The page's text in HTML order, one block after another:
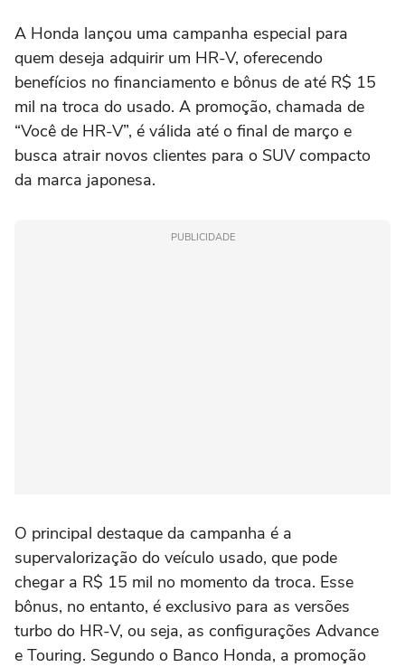
A Honda lançou uma campanha especial para
quem deseja adquirir um HR-V, oferecendo
benefícios no financiamento e bônus de até R$ 15
mil na troca do usado. A promoção, chamada de
“Você de HR-V”, é válida até o final de março e
busca atrair novos clientes para o SUV compacto
da marca japonesa.
PUBLICIDADE
O principal destaque da campanha é a
supervalorização do veículo usado, que pode
chegar a R$ 15 mil no momento da troca. Esse
bônus, no entanto, é exclusivo para as versões
turbo do HR-V, ou seja, as configurações Advance
e Touring. Segundo o Banco Honda, a promoção